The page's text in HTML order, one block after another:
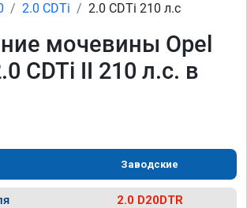
2.0 CDTi 2.0 CDTi 210 л.с
мочевины Opel
CDTi II 210 л.с. в
Заводские
2.0 D20DTR